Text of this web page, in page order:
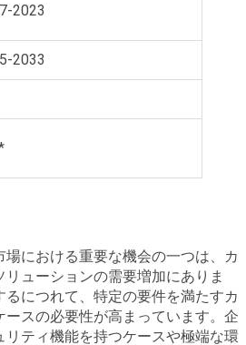
2023
2033
における重要な機会の一つは、カ
ューションの需要増加にありま
につれて、特定の要件を満たすカ
ースの必要性が高まっています。企
ティ機能を持つケースや極端な環